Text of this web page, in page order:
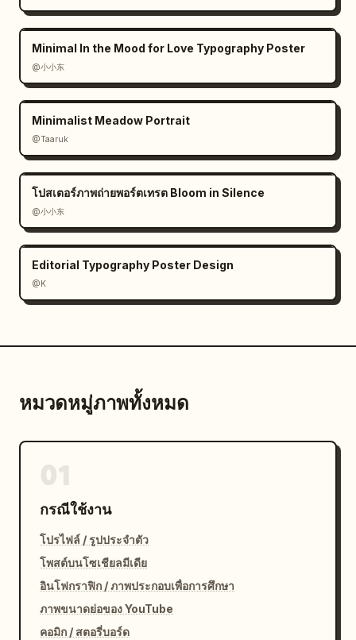
Minimal In the Mood for Love Typography Poster
@小小东
Minimalist Meadow Portrait
@Taaruk
โปสเตอร์ภาพถ่ายพอร์ตเทรต Bloom in Silence
@小小东
Editorial Typography Poster Design
@K
หมวดหมู่ภาพทั้งหมด
กรณีใช้งาน
โปรไฟล์ / รูปประจำตัว
โพสต์บนโซเชียลมีเดีย
อินโฟกราฟิก / ภาพประกอบเพื่อการศึกษา
ภาพขนาดย่อของ YouTube
คอมิก / สตอรี่บอร์ด